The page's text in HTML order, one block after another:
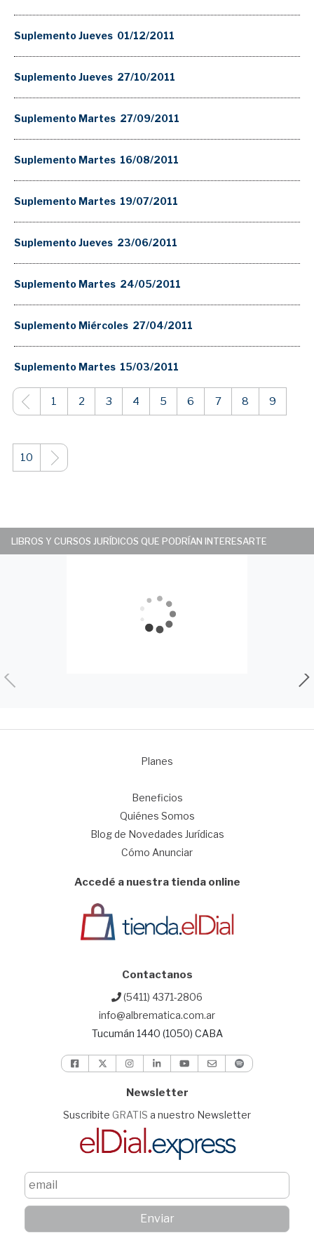
Suplemento Jueves 01/12/2011
Suplemento Jueves 27/10/2011
Suplemento Martes 27/09/2011
Suplemento Martes 16/08/2011
Suplemento Martes 19/07/2011
Suplemento Jueves 23/06/2011
Suplemento Martes 24/05/2011
Suplemento Miércoles 27/04/2011
Suplemento Martes 15/03/2011
1 2 3 4 5 6 7 8 9
10
LIBROS Y CURSOS JURÍDICOS QUE PODRÍAN INTERESARTE
Planes
Beneficios
Quiénes Somos
Blog de Novedades Jurídicas
Cómo Anunciar
Accedé a nuestra tienda online
Contactanos
(5411) 4371-2806
info@albrematica.com.ar
Tucumán 1440 (1050) CABA
Newsletter
Suscribite GRATIS a nuestro Newsletter